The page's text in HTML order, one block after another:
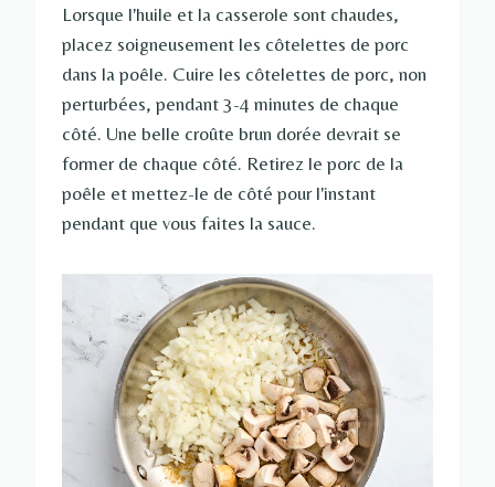
Lorsque l'huile et la casserole sont chaudes,
placez soigneusement les côtelettes de porc
dans la poêle. Cuire les côtelettes de porc, non
perturbées, pendant 3-4 minutes de chaque
côté. Une belle croûte brun dorée devrait se
former de chaque côté. Retirez le porc de la
poêle et mettez-le de côté pour l'instant
pendant que vous faites la sauce.